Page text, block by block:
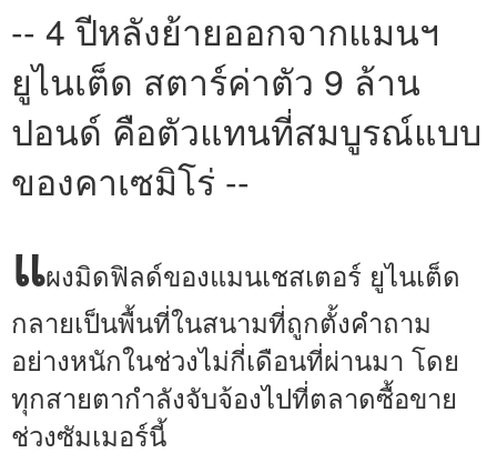
-- 4 ปีหลังย้ายออกจากแมนฯ
ยูไนเต็ด สตาร์ค่าตัว 9 ล้าน
ปอนด์ คือตัวแทนที่สมบูรณ์แบบ
ของคาเซมิโร่ --
แผงมิดฟิลด์ของแมนเชสเตอร์ ยูไนเต็ด
กลายเป็นพื้นที่ในสนามที่ถูกตั้งคำถาม
อย่างหนักในช่วงไม่กี่เดือนที่ผ่านมา โดย
ทุกสายตากำลังจับจ้องไปที่ตลาดซื้อขาย
ช่วงซัมเมอร์นี้